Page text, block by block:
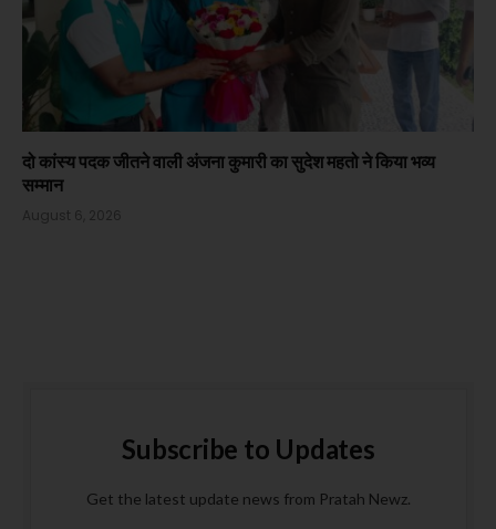
दो कांस्य पदक जीतने वाली अंजना कुमारी का सुदेश महतो ने किया भव्य
सम्मान
August 6, 2026
Subscribe to Updates
Get the latest update news from Pratah Newz.